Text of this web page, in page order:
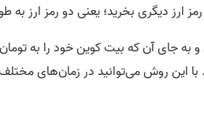
ارز دیگری بخرید؛ یعنی دو رمز ارز
جای آن که بیت کوین خود را به تومان
با این روش می‌توانید در زمان‌های